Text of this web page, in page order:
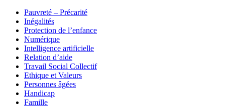
Pauvreté – Précarité
Inégalités
Protection de l’enfance
Numérique
Intelligence artificielle
Relation d’aide
Travail Social Collectif
Ethique et Valeurs
Personnes âgées
Handicap
Famille